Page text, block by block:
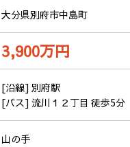
大分県別府市中島町
3,900万円
[沿線] 別府駅
[バス] 流川１２丁目 徒歩5分
山の手